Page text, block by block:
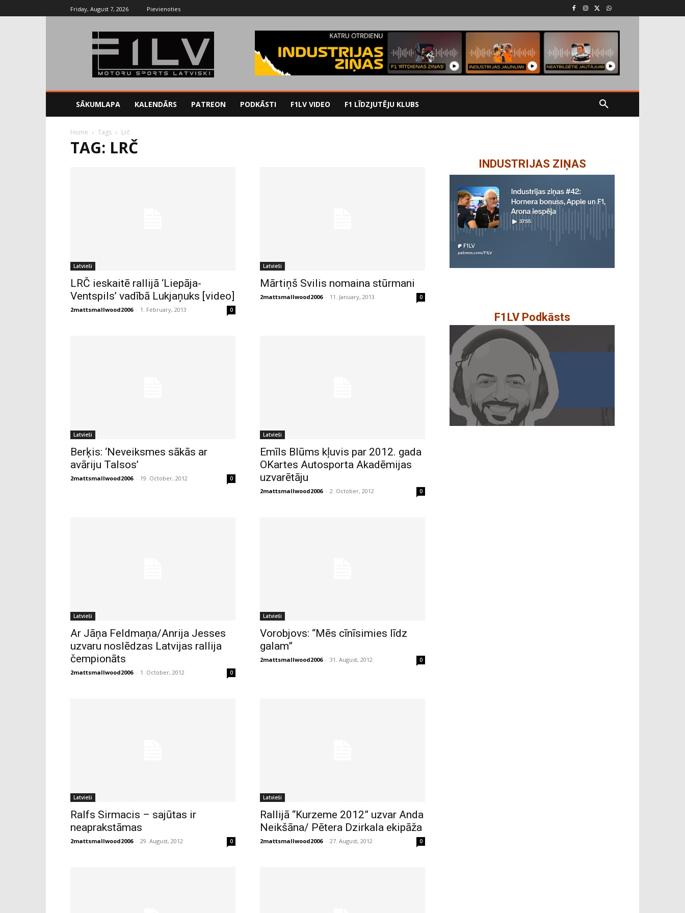
Friday, August 7, 2026 Pievienoties
SĀKUMLAPA KALENDĀRS PATREON PODKĀSTI F1LV VIDEO F1 LĪDZJUTĒJU KLUBS
Home Tags Lrč
TAG: LRČ
Latvieši
LRČ ieskaitē rallijā ‘Liepāja-
Ventspils’ vadībā Lukjaņuks [video]
2mattsmallwood2006 - 1. February, 2013 0
Latvieši
Mārtiņš Svilis nomaina stūrmani
2mattsmallwood2006 - 11. January, 2013 0
Latvieši
Berķis: ‘Neveiksmes sākās ar
avāriju Talsos’
2mattsmallwood2006 - 19. October, 2012 0
Latvieši
Emīls Blūms kļuvis par 2012. gada
OKartes Autosporta Akadēmijas
uzvarētāju
2mattsmallwood2006 - 2. October, 2012 0
Latvieši
Ar Jāņa Feldmaņa/Anrija Jesses
uzvaru noslēdzas Latvijas rallija
čempionāts
2mattsmallwood2006 - 1. October, 2012 0
Latvieši
Vorobjovs: “Mēs cīnīsimies līdz
galam”
2mattsmallwood2006 - 31. August, 2012 0
Latvieši
Ralfs Sirmacis – sajūtas ir
neaprakstāmas
2mattsmallwood2006 - 29. August, 2012 0
Latvieši
Rallijā “Kurzeme 2012” uzvar Anda
Neikšāna/ Pētera Dzirkala ekipāža
2mattsmallwood2006 - 27. August, 2012 0
INDUSTRIJAS ZIŅAS
F1LV Podkāsts